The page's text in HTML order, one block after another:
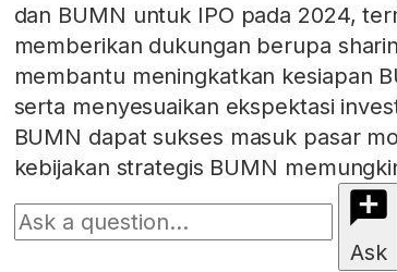
dan BUMN untuk IPO pada 2024,
memberikan dukungan berupa
membantu meningkatkan kesiapan
serta menyesuaikan ekspektasi
BUMN dapat sukses masuk pasar
kebijakan strategis BUMN
Ask